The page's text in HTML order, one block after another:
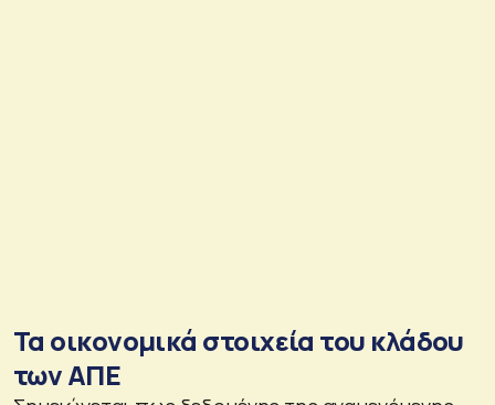
Τα οικονομικά στοιχεία του κλάδου
των ΑΠΕ